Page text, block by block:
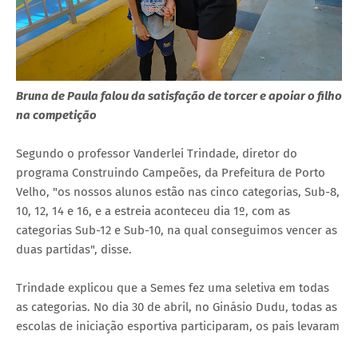
Bruna de Paula falou da satisfação de torcer e apoiar o filho
na competição
Segundo o professor Vanderlei Trindade, diretor do
programa Construindo Campeões, da Prefeitura de Porto
Velho, "os nossos alunos estão nas cinco categorias, Sub-8,
10, 12, 14 e 16, e a estreia aconteceu dia 1º, com as
categorias Sub-12 e Sub-10, na qual conseguimos vencer as
duas partidas", disse.
Trindade explicou que a Semes fez uma seletiva em todas
as categorias. No dia 30 de abril, no Ginásio Dudu, todas as
escolas de iniciação esportiva participaram, os pais levaram